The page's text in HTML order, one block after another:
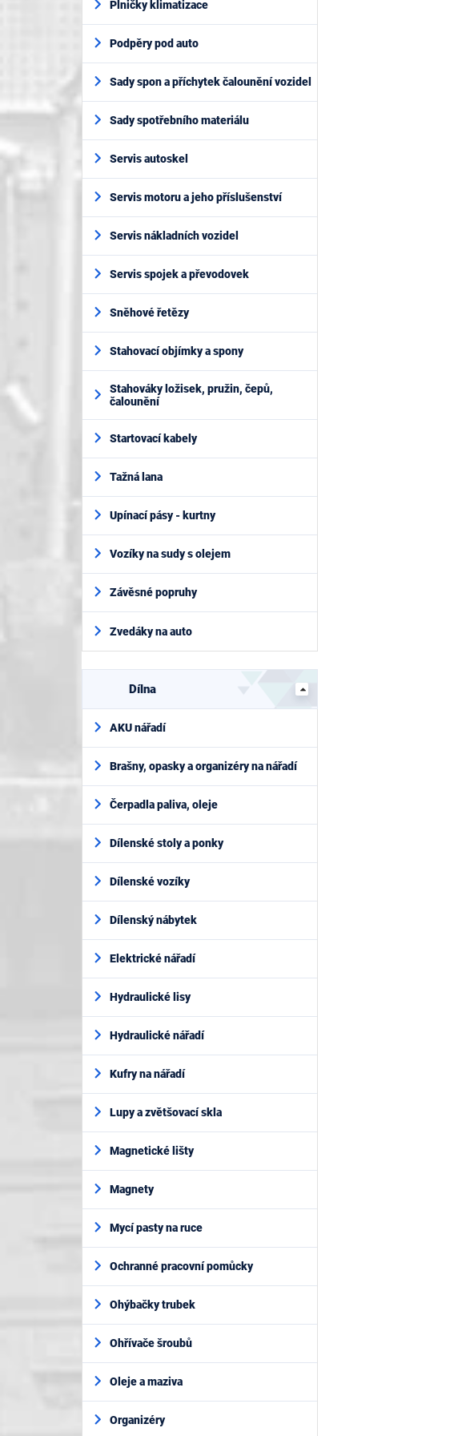
Plničky klimatizace
Podpěry pod auto
Sady spon a příchytek čalounění vozidel
Sady spotřebního materiálu
Servis autoskel
Servis motoru a jeho příslušenství
Servis nákladních vozidel
Servis spojek a převodovek
Sněhové řetězy
Stahovací objímky a spony
Stahováky ložisek, pružin, čepů,
čalounění
Startovací kabely
Tažná lana
Upínací pásy - kurtny
Vozíky na sudy s olejem
Závěsné popruhy
Zvedáky na auto
Dílna
AKU nářadí
Brašny, opasky a organizéry na nářadí
Čerpadla paliva, oleje
Dílenské stoly a ponky
Dílenské vozíky
Dílenský nábytek
Elektrické nářadí
Hydraulické lisy
Hydraulické nářadí
Kufry na nářadí
Lupy a zvětšovací skla
Magnetické lišty
Magnety
Mycí pasty na ruce
Ochranné pracovní pomůcky
Ohýbačky trubek
Ohřívače šroubů
Oleje a maziva
Organizéry